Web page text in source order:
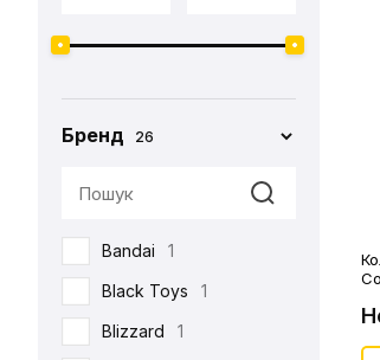
Бренд 26
Bandai
1
Black Toys
1
Blizzard
1